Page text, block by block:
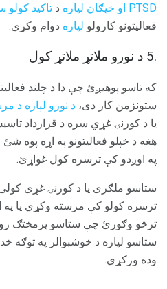
PTSD او خپګان لپاره
د تاکید کولو
فعالیتونو کارولو لپاره دوام وکړي.
.5 د نورو ملاتړ ملاتړ کول
که تاسو پوهیږئ چې دا د چلند
ستونزمن کار دی، د نورو لپاره د
یا د کورنۍ غړي سره د قرارداد
هغه د خپلو فعالیتونو په اړه پوه
په اوږدو کې ترسره کول غواړئ.
ستاسو ملګری یا د کورنۍ غړی
ترسره کولو کې مرسته وکړي یا
ترڅو وګورئ چې ستاسو پرمختګ
ستاسو لپاره د خوشبوالر په
وده ورکړي.